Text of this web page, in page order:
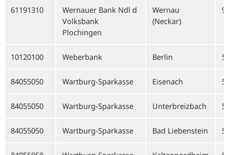
61191310
Wernauer Bank Ndl d
Volksbank
Plochingen
Wernau
(Neckar)
10120100 Weberbank Berlin
84055050 Wartburg-Sparkasse Eisenach
84055050 Wartburg-Sparkasse Unterbreizbach
84055050 Wartburg-Sparkasse Bad Liebenstein